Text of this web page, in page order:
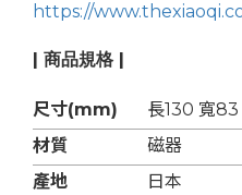
https://
| 商品規格 |
尺寸(mm)
長130 寬
材質
磁器
產地
日本